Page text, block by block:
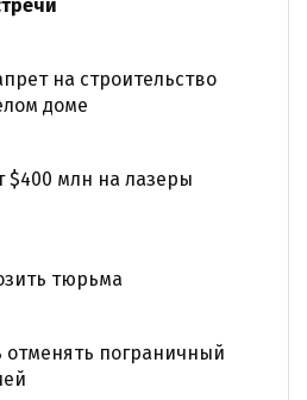
на строительство
доме
$400 млн на лазеры
тюрьма
отменять пограничный